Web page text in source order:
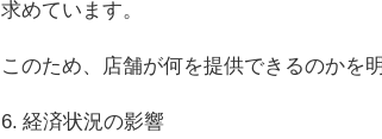
求めています。
このため、店舗が何を提供できるのかを
6. 経済状況の影響